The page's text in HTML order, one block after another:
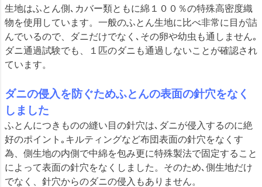
生地はふとん側､カバー類ともに綿１００％の特殊高密度織
物を使用しています。一般のふとん生地に比べ非常に目が詰
んでいるので、ダニだけでなく､その卵や幼虫も通しません｡
ダニ通過試験でも、１匹のダニも通過しないことが確認され
ています。
ダニの侵入を防ぐためふとんの表面の針穴をなく
しました
ふとんにつきものの縫い目の針穴は､ダニが侵入するのに絶
好のポイント｡キルティングなど布団表面の針穴をなくす
為、側生地の内側で中綿を包み更に特殊製法で固定すること
によって表面の針穴をなくしました。そのため､側生地だけ
でなく、針穴からのダニの侵入もありません。